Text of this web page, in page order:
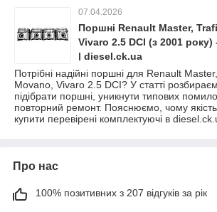
07.04.2026
Поршні Renault Master,
Vivaro 2.5 DCI (з 2001 року)
| diesel.ck.ua
Потрібні надійні поршні для Renault
Movano, Vivaro 2.5 DCI? У статті
підібрати поршні, уникнути типових
повторний ремонт. Пояснюємо, чому якість
купити перевірені комплектуючі в
Про нас
100% позитивних з 207 відгуків за рік